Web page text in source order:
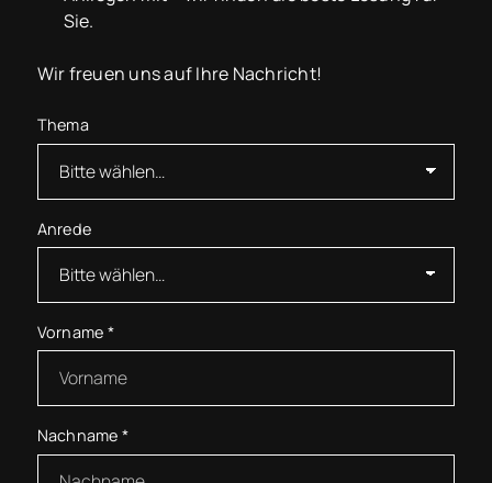
Sie.
Wir freuen uns auf Ihre Nachricht!
Thema
Anrede
Vorname *
Nachname *